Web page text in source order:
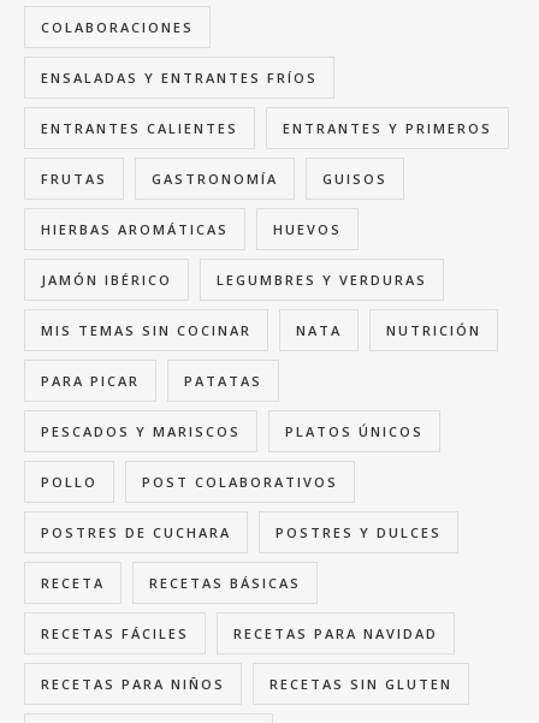
COLABORACIONES
ENSALADAS Y ENTRANTES FRÍOS
ENTRANTES CALIENTES ENTRANTES Y PRIMEROS
FRUTAS GASTRONOMÍA GUISOS
HIERBAS AROMÁTICAS HUEVOS
JAMÓN IBÉRICO LEGUMBRES Y VERDURAS
MIS TEMAS SIN COCINAR NATA NUTRICIÓN
PARA PICAR PATATAS
PESCADOS Y MARISCOS PLATOS ÚNICOS
POLLO POST COLABORATIVOS
POSTRES DE CUCHARA POSTRES Y DULCES
RECETA RECETAS BÁSICAS
RECETAS FÁCILES RECETAS PARA NAVIDAD
RECETAS PARA NIÑOS RECETAS SIN GLUTEN